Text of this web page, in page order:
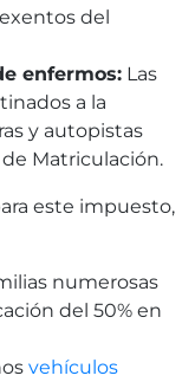
del
enfermos: Las
a la
y autopistas
Matriculación.
este impuesto,
numerosas
del 50% en
vehículos